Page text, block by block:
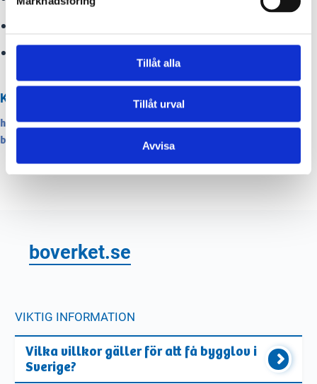
Tillåt alla
Tillåt urval
Avvisa
KÄLLOR
https://www.boverket.se/sv/om-boverket/guider/guide-for-
bygglov-och-byggprocessen/
boverket.se
VIKTIG INFORMATION
Vilka villkor gäller för att få bygglov i
Sverige?